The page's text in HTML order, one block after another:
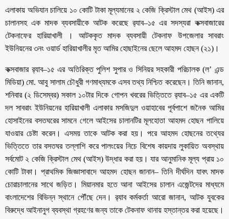
এলাকায় অভিযান চালিয়ে ১০ কোটি টাকা মূল্যমানের ২ কেজি ক্রিস্টাল মেথ (আইস) এর
চালানসহ এক মাদক ব্যবসায়ীকে আটক করেছে র‌্যাব–১৫ এর সদস্যরা কক্সবাজারের
টেকনাফের হারিয়াখালী । আটককৃত মাদক ব্যবসায়ী টেকনাফ উপজেলার সাবরাং
ইউনিয়নের ৩নং ওয়ার্ড হারিয়াখালীর মৃত আমির হোছাইনের ছেলে আহমদ হোছন (২১)।
কক্সবাজার র‌্যাব–১৫ এর অতিরিক্ত পুলিশ সুপার ও সিনিয়র সহকারী পরিচালক (ল’ এন্ড
মিডিয়া) মো. আবু সালাম চৌধুরী গণমাধ্যমকে এসব তথ্য নিশ্চিত করেছেন। তিনি জানান,
শনিবার (২ ডিসেম্বর) সকাল ১০টার দিকে গোপন খবরের ভিত্তিতে র‌্যাব–১৫ এর একটি
দল সাবরাং ইউনিয়নের হারিয়াখালী এলাকার মসজিদুল ওয়াহাবের পূর্বপাশে জনৈক আমির
হোসাইনের বসতঘরের সামনে গেলে আইসের চালানটির মূলহোতা আহমদ হোছন পালিয়ে
যাওয়ার চেষ্টা করেন। এসময় তাকে আটক করা হয়। পরে আহমদ হোছনের তথ্যের
ভিত্তিতে তার বসতঘর তল্লাশি করে পালংয়ের নিচে বিশেষ কায়দায় লুকায়িত অবস্থায়
সর্বমোট ২ কেজি ক্রিস্টাল মেথ (আইস) উদ্ধার করা হয়। যার আনুমানিক মূল্য প্রায় ১০
কোটি টাকা। প্রাথমিক জিজ্ঞাসাবাদে আহমদ হোছন জানান– তিনি দীর্ঘদিন যাবৎ মাদক
চোরাচালানের সাথে জড়িত। মিয়ানমার হতে আনা আইসের চালান এজেন্টদের মাধ্যমে
বাংলাদেশের বিভিন্ন স্থানে পৌঁছে দেন। র‌্যাব কর্মকর্তা আরো জানান, আটক যুবকের
বিরুদ্ধে আইনানুগ ব্যবস্থা গ্রহণের জন্য তাকে টেকনাফ থানায় হস্তান্তর করা হয়েছে।